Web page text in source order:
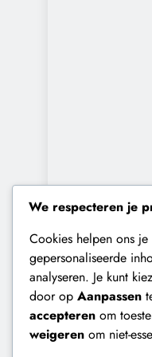
We respecteren je
Cookies helpen ons
gepersonaliseerde
analyseren. Je kunt
door op Aanpassen
accepteren om
weigeren om niet-